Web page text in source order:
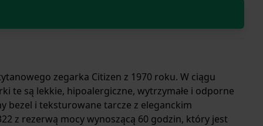
zegarka Citizen z 1970 roku. W ciągu
te są lekkie, hipoalergiczne, wytrzymałe i odporne
bezel i teksturowane tarcze z eleganckim
z rezerwą mocy wynoszącą 60 godzin, który jest